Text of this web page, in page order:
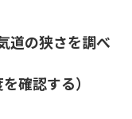
道の狭さを調べ
確認する）